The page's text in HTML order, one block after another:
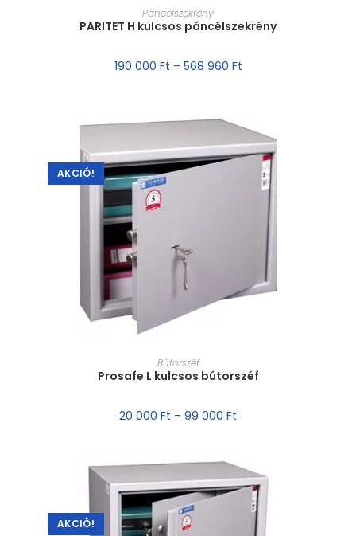
MÉRET VÁLASZTÁSA
Páncélszekrény
PARITET H kulcsos páncélszekrény
190 000 Ft – 568 960 Ft
AKCIÓ!
MÉRET VÁLASZTÁSA
Bútorszéf
Prosafe L kulcsos bútorszéf
20 000 Ft – 99 000 Ft
AKCIÓ!